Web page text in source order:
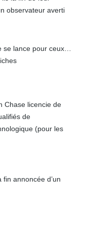
observateur averti
se lance pour ceux…
Chase licencie de
de
(pour les
annoncée d’un